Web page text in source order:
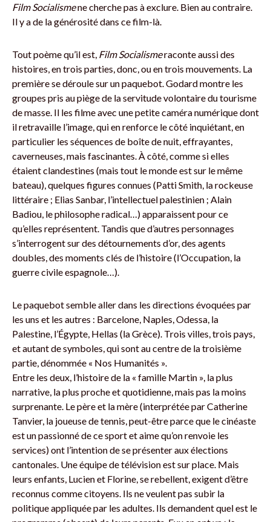
Film Socialismene cherche pas à exclure. Bien au contraire.
Il y a de la générosité dans ce film-là.
Tout poème qu’il est, Film Socialismeraconte aussi des
histoires, en trois parties, donc, ou en trois mouvements. La
première se déroule sur un paquebot. Godard montre les
groupes pris au piège de la servitude volontaire du tourisme
de masse. Il les filme avec une petite caméra numérique dont
il retravaille l’image, qui en renforce le côté inquiétant, en
particulier les séquences de boîte de nuit, effrayantes,
caverneuses, mais fascinantes. À côté, comme si elles
étaient clandestines (mais tout le monde est sur le même
bateau), quelques figures connues (Patti Smith, la rockeuse
littéraire ; Elias Sanbar, l’intellectuel palestinien ; Alain
Badiou, le philosophe radical…) apparaissent pour ce
qu’elles représentent. Tandis que d’autres personnages
s’interrogent sur des détournements d’or, des agents
doubles, des moments clés de l’histoire (l’Occupation, la
guerre civile espagnole…).
Le paquebot semble aller dans les directions évoquées par
les uns et les autres : Barcelone, Naples, Odessa, la
Palestine, l’Égypte, Hellas (la Grèce). Trois villes, trois pays,
et autant de symboles, qui sont au centre de la troisième
partie, dénommée « Nos Humanités ».
Entre les deux, l’histoire de la « famille Martin », la plus
narrative, la plus proche et quotidienne, mais pas la moins
surprenante. Le père et la mère (interprétée par Catherine
Tanvier, la joueuse de tennis, peut-être parce que le cinéaste
est un passionné de ce sport et aime qu’on renvoie les
services) ont l’intention de se présenter aux élections
cantonales. Une équipe de télévision est sur place. Mais
leurs enfants, Lucien et Florine, se rebellent, exigent d’être
reconnus comme citoyens. Ils ne ­veulent pas subir la
politique appliquée par les adultes. Ils demandent quel est le